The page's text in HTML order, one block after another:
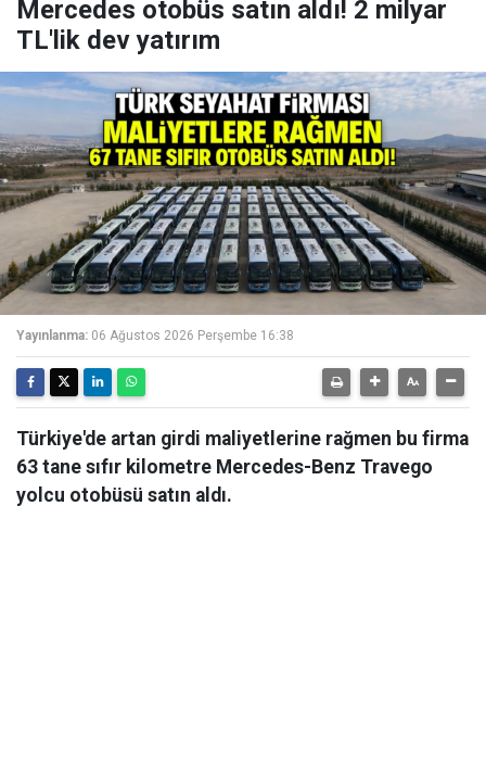
Mercedes otobüs satın aldı! 2 milyar
TL'lik dev yatırım
Yayınlanma: 06 Ağustos 2026 Perşembe 16:38
Türkiye'de artan girdi maliyetlerine rağmen bu firma
63 tane sıfır kilometre Mercedes-Benz Travego
yolcu otobüsü satın aldı.